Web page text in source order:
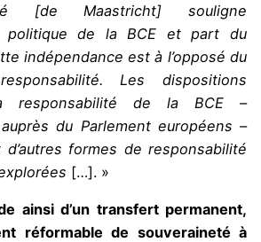
[de Maastricht] souligne
politique de la BCE et part du
indépendance est à l’opposé du
Les dispositions
responsabilité de la BCE –
du Parlement européens –
formes de responsabilité
[…]. »
ainsi d’un transfert permanent,
réformable de souveraineté à